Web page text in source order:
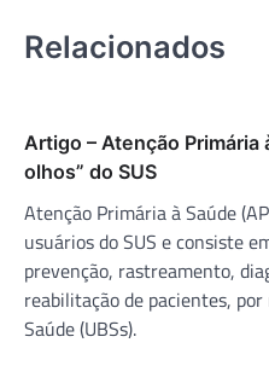
Relacionados
Artigo – Atenção Primária
olhos” do SUS
Atenção Primária à Saúde
usuários do SUS e consiste
prevenção, rastreamento,
reabilitação de pacientes,
Saúde (UBSs).